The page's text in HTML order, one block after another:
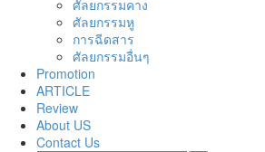
ศัลยกรรมคาง
ศัลยกรรมหู
การฉีดสาร
ศัลยกรรมอื่นๆ
Promotion
ARTICLE
Review
About US
Contact Us